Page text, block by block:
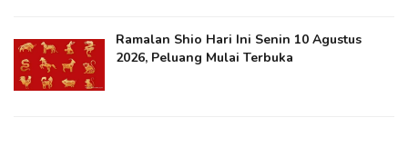
Ramalan Shio Hari Ini Senin 10 Agustus
2026, Peluang Mulai Terbuka